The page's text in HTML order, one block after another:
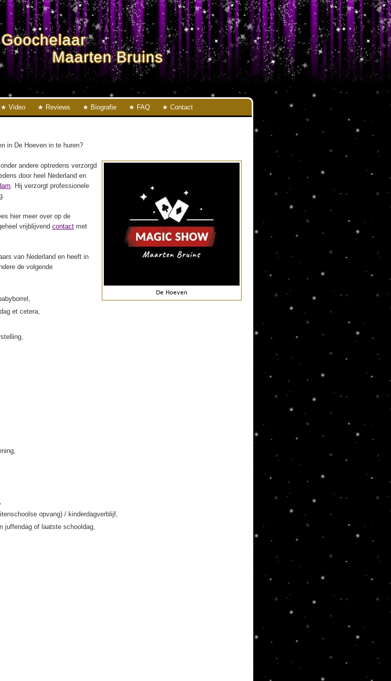
Goochelaar
Maarten Bruins
Video Reviews Biografie FAQ Contact
in De Hoeven in te huren?
andere optredens verzorgd
door heel Nederland en
. Hij verzorgt professionele
hier meer over op de
vrijblijvend contact met
van Nederland en heeft in
de volgende
et cetera,
opvang) / kinderdagverblijf,
juffendag of laatste schooldag,